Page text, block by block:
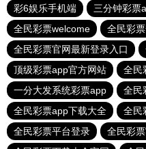
彩6娱乐手机端
三分钟彩票
全民彩票welcome
全民彩
全民彩票官网最新登录入口
顶级彩票app官方网站
全民
一分大发系统彩票app
全民
全民彩票app下载大全
全民
全民彩票平台登录
全民彩